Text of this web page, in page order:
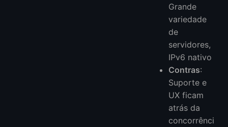
Grande
variedade
de
servidores,
IPv6 nativo
Contras:
Suporte e
UX ficam
atrás da
concorrênci